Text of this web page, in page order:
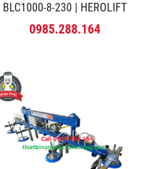
BLC1000-8-230 | HEROLIFT
0985.288.164